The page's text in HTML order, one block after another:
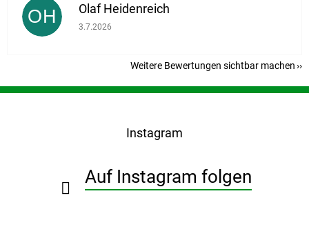
OH Olaf Heidenreich
Die Shop-Bewertung beträgt 5 von 5 Sternen.
3.7.2026
Weitere Bewertungen sichtbar machen
F
Instagram
Auf Instagram folgen